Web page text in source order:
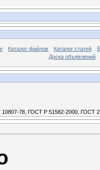
Каталог файлов Каталог статей
Доска объявлений
78, ГОСТ Р 51582-2000, ГОСТ